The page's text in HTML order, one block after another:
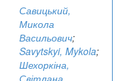
Савицький,
Микола
Васильович;
Savytskyi, Mykola;
Шехоркіна,
Світлана